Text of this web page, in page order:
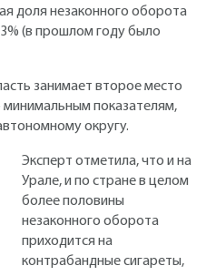
доля незаконного оборота
(в прошлом году было
занимает второе место
показателям,
округу.
Эксперт отметила, что и на
Урале, и по стране в целом
более половины
незаконного оборота
приходится на
контрабандные сигареты,